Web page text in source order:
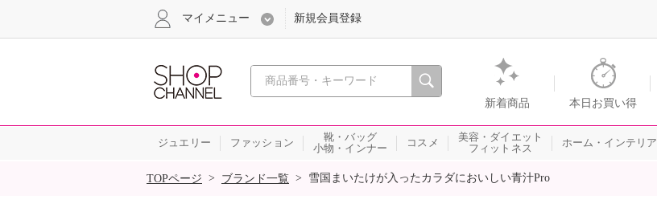
心おどる、瞬間を。通販・テレビショッピングのショップチャンネル
新着商品 本日お買い得
マイメニュー 新規会員登録
ジュエリー ファッション
靴・バッグ
小物・インナー
コスメ
美容・ダイエット
フィットネス
ホーム・インテリア
SALE
TOPページ > ブランド一覧 > 雪国まいたけが入ったカラダにおいしい青汁Pro